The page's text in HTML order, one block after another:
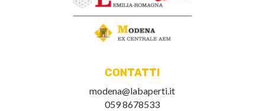
CONTATTI
modena@labaperti.it
059 8678533